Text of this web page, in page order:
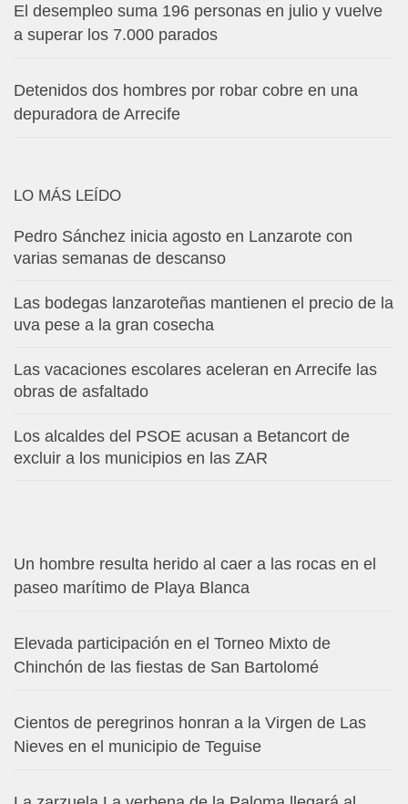
El desempleo suma 196 personas en julio y vuelve
a superar los 7.000 parados
Detenidos dos hombres por robar cobre en una
depuradora de Arrecife
LO MÁS LEÍDO
Pedro Sánchez inicia agosto en Lanzarote con
varias semanas de descanso
Las bodegas lanzaroteñas mantienen el precio de la
uva pese a la gran cosecha
Las vacaciones escolares aceleran en Arrecife las
obras de asfaltado
Los alcaldes del PSOE acusan a Betancort de
excluir a los municipios en las ZAR
Un hombre resulta herido al caer a las rocas en el
paseo marítimo de Playa Blanca
Elevada participación en el Torneo Mixto de
Chinchón de las fiestas de San Bartolomé
Cientos de peregrinos honran a la Virgen de Las
Nieves en el municipio de Teguise